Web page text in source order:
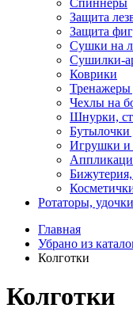
Спиннеры
Защита
Защита
Сушки на
Сушилки-
Коврики
Тренажеры
Чехлы на
Шнурки,
Бутылочки
Игрушки и
Ротаторы, удочки
Главная
Убрано из
Колготки
Колготки